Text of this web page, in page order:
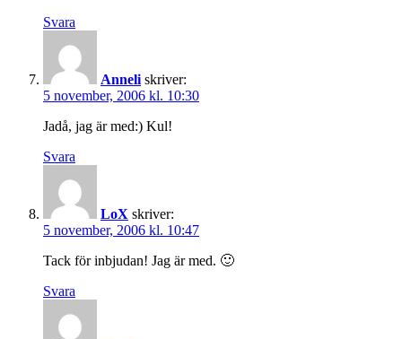
Svara
Anneli skriver:
5 november, 2006 kl. 10:30
Jadå, jag är med:) Kul!
Svara
LoX skriver:
5 november, 2006 kl. 10:47
Tack för inbjudan! Jag är med. 🙂
Svara